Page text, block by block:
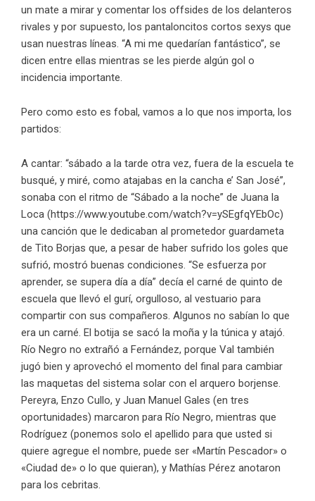
un mate a mirar y comentar los offsides de los delanteros
rivales y por supuesto, los pantaloncitos cortos sexys que
usan nuestras líneas. “A mi me quedarían fantástico”, se
dicen entre ellas mientras se les pierde algún gol o
incidencia importante.
Pero como esto es fobal, vamos a lo que nos importa, los
partidos:
A cantar: “sábado a la tarde otra vez, fuera de la escuela te
busqué, y miré, como atajabas en la cancha e’ San José”,
sonaba con el ritmo de “Sábado a la noche” de Juana la
Loca (https://www.youtube.com/watch?v=ySEgfqYEbOc)
una canción que le dedicaban al prometedor guardameta
de Tito Borjas que, a pesar de haber sufrido los goles que
sufrió, mostró buenas condiciones. “Se esfuerza por
aprender, se supera día a día” decía el carné de quinto de
escuela que llevó el gurí, orgulloso, al vestuario para
compartir con sus compañeros. Algunos no sabían lo que
era un carné. El botija se sacó la moña y la túnica y atajó.
Río Negro no extrañó a Fernández, porque Val también
jugó bien y aprovechó el momento del final para cambiar
las maquetas del sistema solar con el arquero borjense.
Pereyra, Enzo Cullo, y Juan Manuel Gales (en tres
oportunidades) marcaron para Río Negro, mientras que
Rodríguez (ponemos solo el apellido para que usted si
quiere agregue el nombre, puede ser «Martín Pescador» o
«Ciudad de» o lo que quieran), y Mathías Pérez anotaron
para los cebritas.